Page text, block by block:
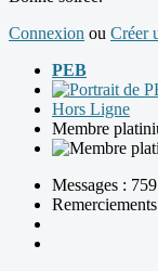
Connexion ou Créer
PEB
Hors Ligne
Membre
Messages : 759